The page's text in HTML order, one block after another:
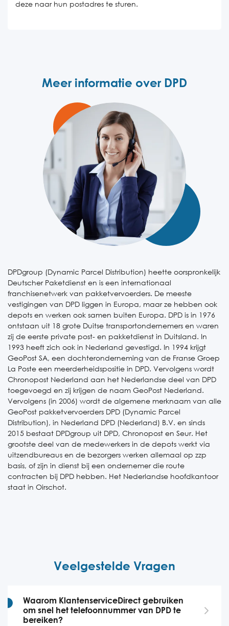
deze naar hun postadres te sturen.
Meer informatie over DPD
DPDgroup (Dynamic Parcel Distribution) heette oorspronkelijk
Deutscher Paketdienst en is een internationaal
franchisenetwerk van pakketvervoerders. De meeste
vestigingen van DPD liggen in Europa, maar ze hebben ook
depots en werken ook samen buiten Europa. DPD is in 1976
ontstaan uit 18 grote Duitse transportondernemers en waren
zij de eerste private post- en pakketdienst in Duitsland. In
1993 heeft zich ook in Nederland gevestigd. In 1994 krijgt
GeoPost SA, een dochteronderneming van de Franse Groep
La Poste een meerderheidspositie in DPD. Vervolgens wordt
Chronopost Nederland aan het Nederlandse deel van DPD
toegevoegd en zij krijgen de naam GeoPost Nederland.
Vervolgens (in 2006) wordt de algemene merknaam van alle
GeoPost pakketvervoerders DPD (Dynamic Parcel
Distribution), in Nederland DPD (Nederland) B.V. en sinds
2015 bestaat DPDgroup uit DPD, Chronopost en Seur. Het
grootste deel van de medewerkers in de depots werkt via
uitzendbureaus en de bezorgers werken allemaal op zzp
basis, of zijn in dienst bij een ondernemer die route
contracten bij DPD hebben. Het Nederlandse hoofdkantoor
staat in Oirschot.
Veelgestelde Vragen
Waarom KlantenserviceDirect gebruiken
om snel het telefoonnummer van DPD te
bereiken?